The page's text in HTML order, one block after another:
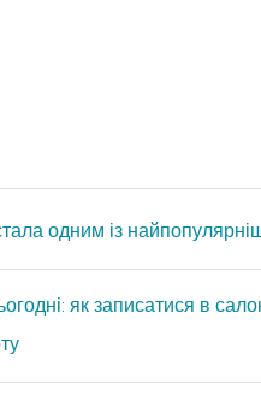
одним із
як записатися в